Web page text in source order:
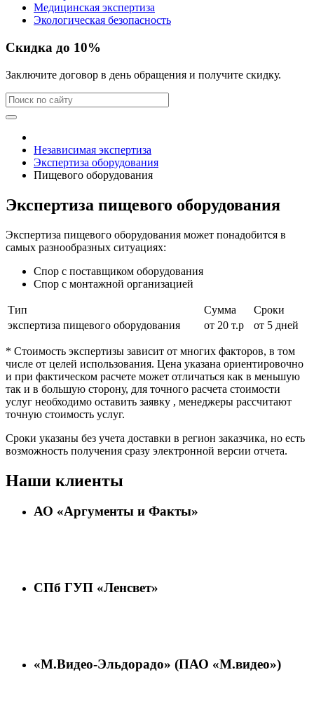
Медицинская экспертиза
Экологическая безопасность
Скидка до 10%
Заключите договор в день обращения и получите скидку.
Независимая экспертиза
Экспертиза оборудования
Пищевого оборудования
Экспертиза пищевого оборудования
Экспертиза пищевого оборудования может понадобится в
самых разнообразных ситуациях:
Спор с поставщиком оборудования
Спор с монтажной организацией
Тип Сумма
Сроки
экспертиза пищевого оборудования
от 20 т.р от 5 дней
* Стоимость экспертизы зависит от многих факторов, в том
числе от целей использования. Цена указана ориентировочно
и при фактическом расчете может отличаться как в меньшую
так и в большую сторону, для точного расчета стоимости
услуг необходимо оставить заявку , менеджеры рассчитают
точную стоимость услуг.
Сроки указаны без учета доставки в регион заказчика, но есть
возможность получения сразу электронной версии отчета.
Наши клиенты
АО «Аргументы и Факты»
СПб ГУП «Ленсвет»
«М.Видео-Эльдорадо» (ПАО «М.видео»)